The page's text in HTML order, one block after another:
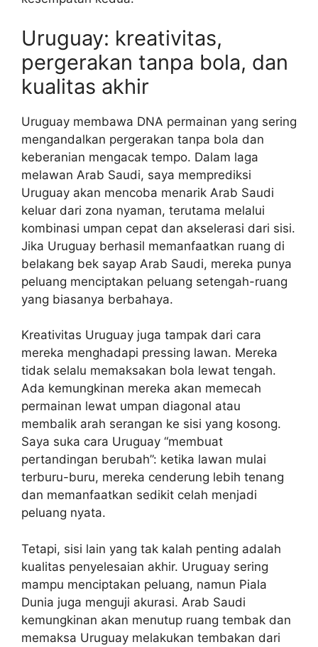
Uruguay: kreativitas,
pergerakan tanpa bola, dan
kualitas akhir
Uruguay membawa DNA permainan yang sering
mengandalkan pergerakan tanpa bola dan
keberanian mengacak tempo. Dalam laga
melawan Arab Saudi, saya memprediksi
Uruguay akan mencoba menarik Arab Saudi
keluar dari zona nyaman, terutama melalui
kombinasi umpan cepat dan akselerasi dari sisi.
Jika Uruguay berhasil memanfaatkan ruang di
belakang bek sayap Arab Saudi, mereka punya
peluang menciptakan peluang setengah-ruang
yang biasanya berbahaya.
Kreativitas Uruguay juga tampak dari cara
mereka menghadapi pressing lawan. Mereka
tidak selalu memaksakan bola lewat tengah.
Ada kemungkinan mereka akan memecah
permainan lewat umpan diagonal atau
membalik arah serangan ke sisi yang kosong.
Saya suka cara Uruguay “membuat
pertandingan berubah”: ketika lawan mulai
terburu-buru, mereka cenderung lebih tenang
dan memanfaatkan sedikit celah menjadi
peluang nyata.
Tetapi, sisi lain yang tak kalah penting adalah
kualitas penyelesaian akhir. Uruguay sering
mampu menciptakan peluang, namun Piala
Dunia juga menguji akurasi. Arab Saudi
kemungkinan akan menutup ruang tembak dan
memaksa Uruguay melakukan tembakan dari